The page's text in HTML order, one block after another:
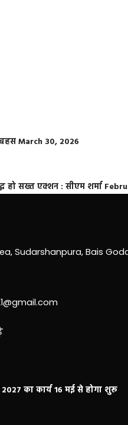
March 30, 2026
हो सख्त एक्शन : सीएम शर्मा
Sudarshanpura, Bais
का कार्य 16 मई से होगा शुरू